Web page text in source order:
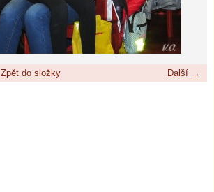
Další →
Zpět do složky